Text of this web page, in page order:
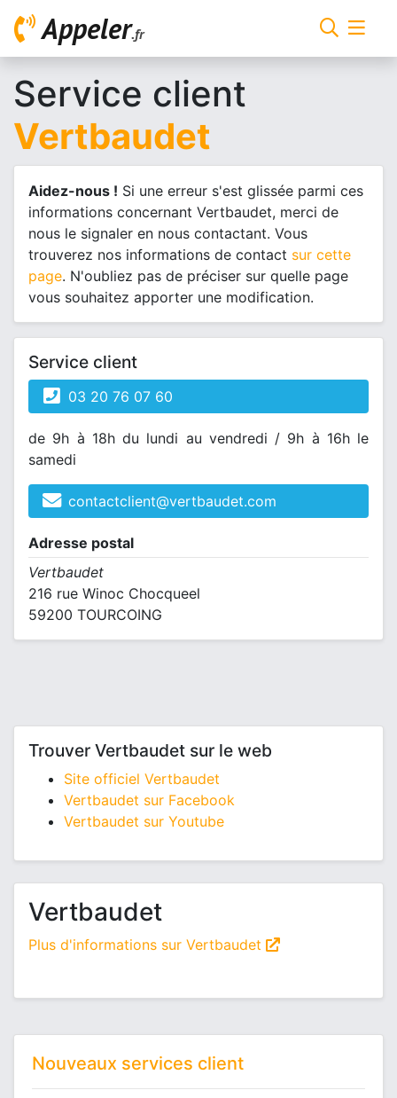
Appeler.fr
Service client
Vertbaudet
Aidez-nous ! Si une erreur s'est glissée parmi ces
informations concernant Vertbaudet, merci de
nous le signaler en nous contactant. Vous
trouverez nos informations de contact sur cette
page. N'oubliez pas de préciser sur quelle page
vous souhaitez apporter une modification.
Service client
03 20 76 07 60
de 9h à 18h du lundi au vendredi / 9h à 16h le
samedi
contactclient@vertbaudet.com
Adresse postal
Vertbaudet
216 rue Winoc Chocqueel
59200 TOURCOING
Trouver Vertbaudet sur le web
Site officiel Vertbaudet
Vertbaudet sur Facebook
Vertbaudet sur Youtube
Vertbaudet
Plus d'informations sur Vertbaudet
Nouveaux services client